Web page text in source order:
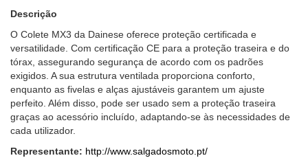
Descrição
O Colete MX3 da Dainese oferece proteção certificada e
versatilidade. Com certificação CE para a proteção traseira e do
tórax, assegurando segurança de acordo com os padrões
exigidos. A sua estrutura ventilada proporciona conforto,
enquanto as fivelas e alças ajustáveis garantem um ajuste
perfeito. Além disso, pode ser usado sem a proteção traseira
graças ao acessório incluído, adaptando-se às necessidades de
cada utilizador.
Representante: http://www.salgadosmoto.pt/